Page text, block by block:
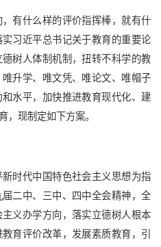
有什么样的评价指挥棒，就有什
习近平总书记关于教育的重要论
树人体制机制，扭转不科学的教
升学、唯文凭、唯论文、唯帽子
水平，加快推进教育现代化、建
，现制定如下方案。
新时代中国特色社会主义思想为指
二中、三中、四中全会精神，全
义办学方向，落实立德树人根本
育评价改革，发展素质教育，引